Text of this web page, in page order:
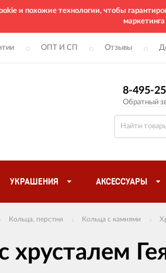
и похожие технологии, чтобы
ОПТ И СП Отзывы
8-495-
Обратный
УКРАШЕНИЯ АКСЕССУАРЫ
Кольца, перстни Кольца с камнями
хрусталем